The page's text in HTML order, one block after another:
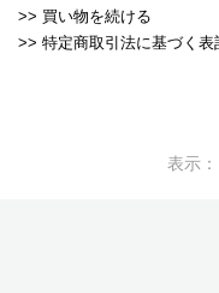
>> 買い物を続ける
>> 特定商取引法に基づく表
表示：